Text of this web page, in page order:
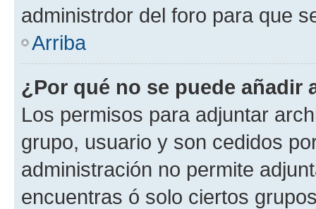
administrdor del foro para que
Arriba
¿Por qué no se puede añadir
Los permisos para adjuntar
grupo, usuario y son cedidos
administración no permite
encuentras ó solo ciertos